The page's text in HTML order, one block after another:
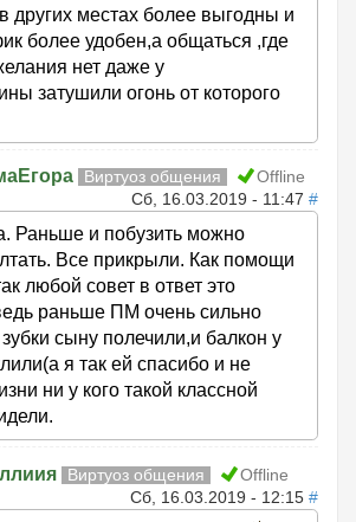
в других местах более выгодны и
более удобен,а общаться ,где
нет даже у
затушили огонь от которого
Виртуоз общения
Offline
Сб, 16.03.2019 - 11:47 #
Раньше и побузить можно
Все прикрыли. Как помощи
любой совет в ответ это
раньше ПМ очень сильно
сыну полечили,и балкон у
я так ей спасибо и не
ни у кого такой классной
Виртуоз общения
Offline
Сб, 16.03.2019 - 12:15 #